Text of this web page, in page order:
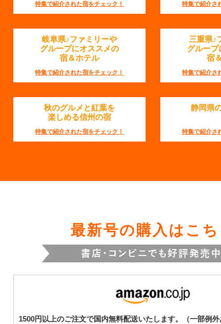
特集で紹介された宿をチェック！ 特集で紹介さ
岐阜県♪ファミリーや
グループにオススメの
宿＆ホテル
特集で紹介された宿をチェック！
三重県♪
グループ
宿
特集で紹介さ
秋のグルメと紅葉を
楽しめる信州の宿
特集で紹介された宿をチェック！
静岡県
特集で紹介さ
最新号の購入はこ
1500円以上のご注文で国内無料配送いたします。（一部例